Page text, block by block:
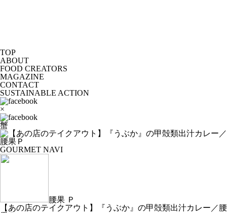
TOP
ABOUT
FOOD CREATORS
MAGAZINE
CONTACT
SUSTAINABLE ACTION
×
蟹
GOURMET NAVI
腰果 Ｐ
【あの店のテイクアウト】『うぶか』の甲殻類出汁カレー／腰